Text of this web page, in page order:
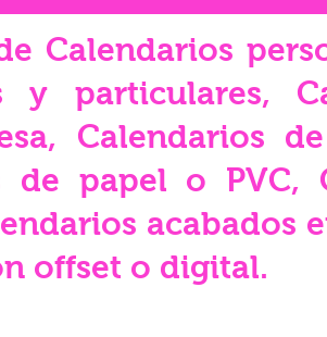
Calendarios
y particulares,
Calendarios
de papel o PVC,
acabados
offset o digital.